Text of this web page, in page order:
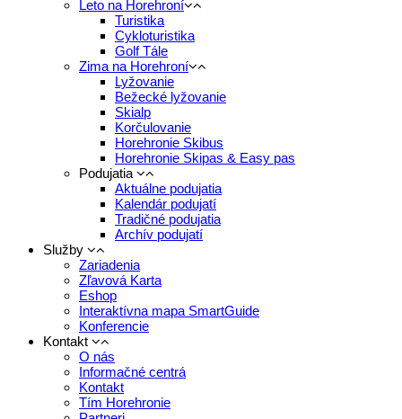
Leto na Horehroní
Turistika
Cykloturistika
Golf Tále
Zima na Horehroní
Lyžovanie
Bežecké lyžovanie
Skialp
Korčulovanie
Horehronie Skibus
Horehronie Skipas & Easy pas
Podujatia
Aktuálne podujatia
Kalendár podujatí
Tradičné podujatia
Archív podujatí
Služby
Zariadenia
Zľavová Karta
Eshop
Interaktívna mapa SmartGuide
Konferencie
Kontakt
O nás
Informačné centrá
Kontakt
Tím Horehronie